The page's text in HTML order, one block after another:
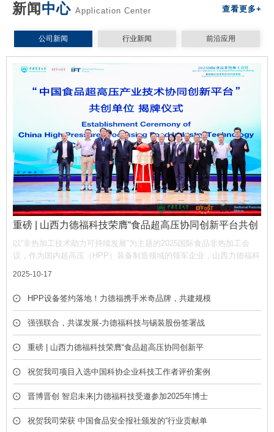
新闻中心 Application Center 查看更多+
公司新闻 行业新闻 前沿应用
重磅 | 山西力德福科技荣膺“食品超高压协同创新平台共创
单位”，携手产业链共筑非热加工新生态
以“非热加工技术助力可持续发展”为主题的2025国际食品非热加工会
议，作为国内超高压（HPP）装备制造领域的领军企业，山西力德福科
号，彰显了公司在推动超高压技术产业化中的核心作用。
2025-10-17
HPP设备签约落地！力德福携手米奇品牌，共建规模
化冷榨饮品产线
强强联合，共谋发展-力德福科技与锡装股份签署战
略合作框架协议
重磅 | 山西力德福科技荣膺“食品超高压协同创新平
台共创单位”，携手产业链共筑非热加工新生态
祝贺我司项目入选中国科协企业科技工作者评价案例
库
晋博晋创 智启未来|力德福科技受邀参加2025年博士
后创新创业成果展
祝贺我司荣获 中国食品安全报社颁发的“行业贡献单